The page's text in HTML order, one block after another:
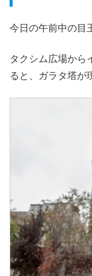
今日の午前中の目
タクシム広場から
ると、ガラタ塔が